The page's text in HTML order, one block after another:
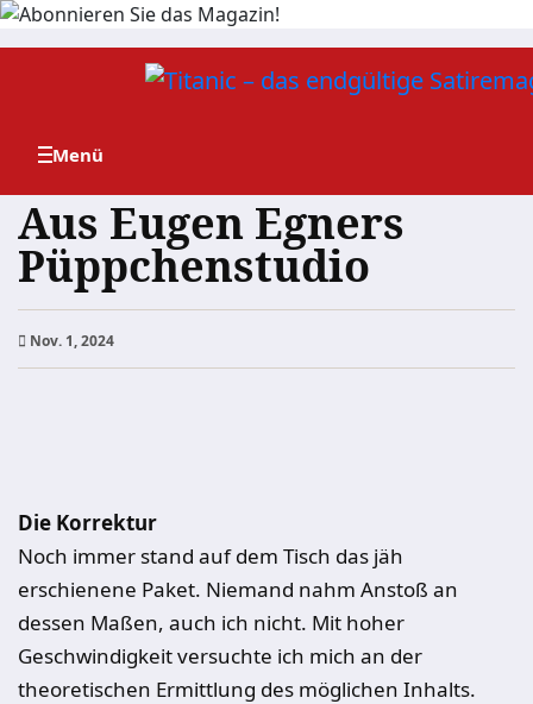
Zum
Aus Eugen Egners
Püppchenstudio
Nov. 1, 2024
Die Korrektur
Noch immer stand auf dem Tisch das jäh
erschienene Paket. Niemand nahm Anstoß an
dessen Maßen, auch ich nicht. Mit hoher
Geschwindigkeit versuchte ich mich an der
theoretischen Ermittlung des möglichen Inhalts.